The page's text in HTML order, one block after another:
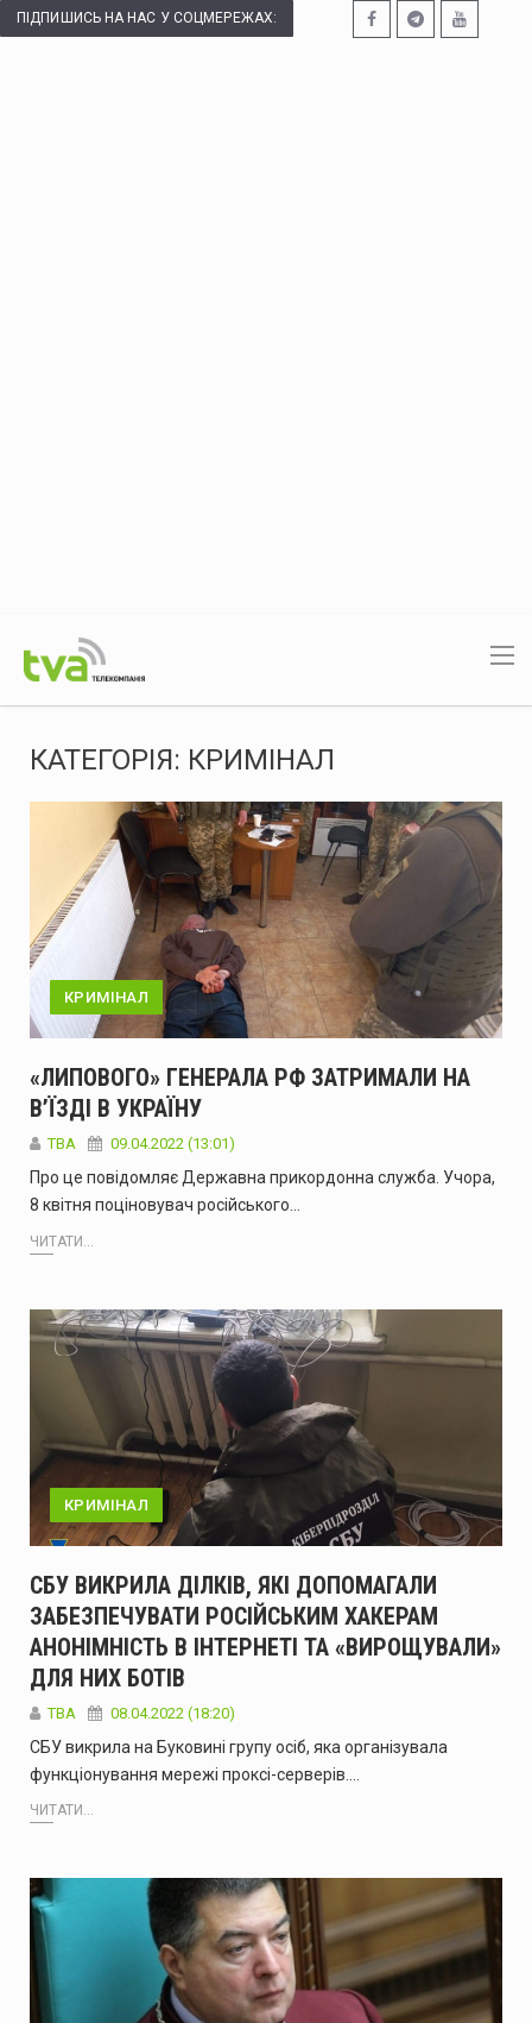
ПІДПИШИСЬ НА НАС У СОЦМЕРЕЖАХ:
КАТЕГОРІЯ: КРИМІНАЛ
КРИМІНАЛ
«ЛИПОВОГО» ГЕНЕРАЛА РФ ЗАТРИМАЛИ НА
В’ЇЗДІ В УКРАЇНУ
ТВА 09.04.2022 (13:01)
Про це повідомляє Державна прикордонна служба. Учора,
8 квітня поціновувач російського…
ЧИТАТИ...
КРИМІНАЛ
СБУ ВИКРИЛА ДІЛКІВ, ЯКІ ДОПОМАГАЛИ
ЗАБЕЗПЕЧУВАТИ РОСІЙСЬКИМ ХАКЕРАМ
АНОНІМНІСТЬ В ІНТЕРНЕТІ ТА «ВИРОЩУВАЛИ»
ДЛЯ НИХ БОТІВ
ТВА 08.04.2022 (18:20)
СБУ викрила на Буковині групу осіб, яка організувала
функціонування мережі проксі-серверів.…
ЧИТАТИ...